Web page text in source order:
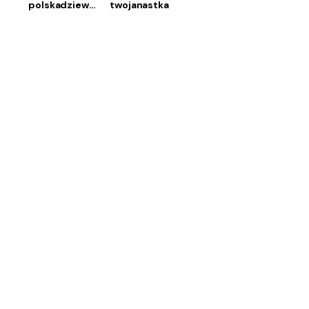
polskadziewczyn twojanastka